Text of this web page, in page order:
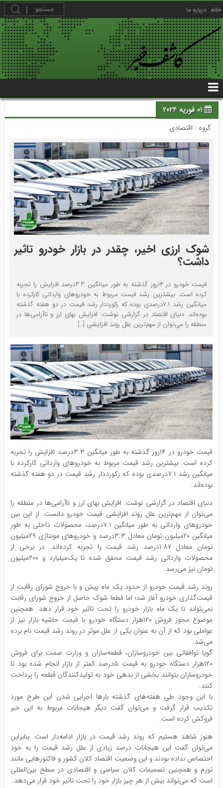
خانه درباره ما
01 فوریه 2024
گروه : اقتصادی
شوک ارزی اخیر، چقدر در بازار خودرو تاثیر
داشت؟
قیمت خودرو در ۱۴روز گذشته به طور میانگین ۳.۳درصد افزایش را تجربه
کرده است. بیشترین رشد قیمت مربوط به خودروهای وارداتی کارکرده با
میانگین رشد ۷.۱درصدی بوده که رکورددار رشد قیمت در دو هفته گذشته
بوده‌اند. دنیای اقتصاد در گزارشی نوشت: افزایش بهای ارز و ناآرامی‌ها در
منطقه را می‌توان از مهم‌ترین علل روند افزایشی […]
قیمت خودرو در ۱۴روز گذشته به طور میانگین ۳.۳درصد افزایش را تجربه
کرده است. بیشترین رشد قیمت مربوط به خودروهای وارداتی کارکرده با
میانگین رشد ۷.۱درصدی بوده که رکورددار رشد قیمت در دو هفته گذشته
بوده‌اند.
دنیای اقتصاد در گزارشی نوشت: افزایش بهای ارز و ناآرامی‌ها در منطقه را
می‌توان از مهم‌ترین علل روند افزایشی قیمت خودرو دانست. از این بین
خودروهای وارداتی به طور میانگین ۷.۱درصد، محصولات داخلی به طور
میانگین ۲۰میلیون تومان معادل ۳.۳درصد و خودروهای مونتاژی ۲۹میلیون
تومان معادل ۱.۸۷درصد رشد قیمت را تجربه کرده‌اند. در برخی از
محصولات وارداتی رشد قیمت محقق شده تا یک‌میلیارد و ۲۰۰میلیون
تومان نیز می‌رسد.
روند رشد قیمت خودرو از حدود یک ماه پیش و با خروج شورای رقابت از
قیمت‌گذاری خودرو آغاز شد؛ اما قطعا شوک حاصل از خروج شورای رقابت
نمی‌تواند تا یک ماه بازار خودرو را تحت تاثیر خود قرار دهد. همچنین
موضوع مجوز فروش ۱۲۰هزار دستگاه خودرو با قیمت حاشیه بازار نیز از
عواملی بود که از آن به عنوان یکی از علل موثر در روند رشد قیمت نام برده
می‌شد.
گویا توافقاتی بین خودروسازان، قطعه‌سازان و وزارت صمت برای فروش
۱۲۰هزار دستگاه خودرو به قیمت ۵درصد کمتر از بازار انجام شده بود تا
خودروسازان بتوانند بخشی از بدهی خود به تولیدکنندگان قطعه را پرداخت
کنند.
با این وجود طی هفته‌های گذشته بارها اجرایی شدن این طرح مورد
تکذیب قرار گرفت و می‌توان گفت دیگر هیجانات مربوط به این خبر
فروکش کرده است.
هنوز شاهد هستیم که روند رشد قیمت در بازار ادامه‌دار است. بنابراین
می‌توان گفت این هیجانات درصد زیادی از علل رشد قیمت را به خود
اختصاص نداده بودند و این وضعیت اقتصاد کلان کشور و فاکتورهایی مانند
تورم و همچنین تصمیمات کلان سیاسی و اقتصادی در سطح بین‌المللی
است که می‌تواند بیش از هر چیز بازار خود را تحت تاثیر خود قرار می‌دهد.